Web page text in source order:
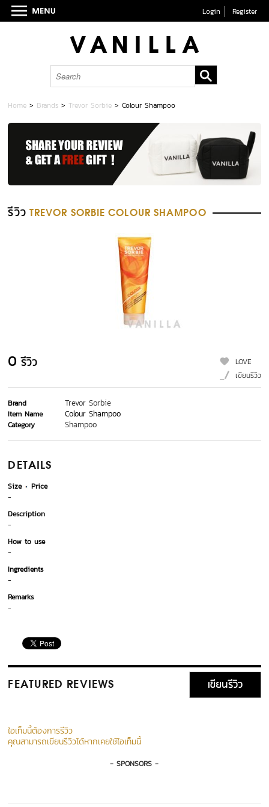
Login Register
Home > Brands >Trevor Sorbie >Colour Shampoo
รีวิว TREVOR SORBIE COLOUR SHAMPOO
0 รีวิว
LOVE
เขียนรีวิว
Brand Trevor Sorbie
Item Name Colour Shampoo
Category Shampoo
DETAILS
Size
Price
-
Description
-
How to use
-
Ingredients
-
Remarks
-
FEATURED REVIEWS เขียนรีวิว
ไอเท็มนี้ต้องการรีวิว
คุณสามารถเขียนรีวิวได้หากเคยใช้ไอเท็มนี้
- SPONSORS -